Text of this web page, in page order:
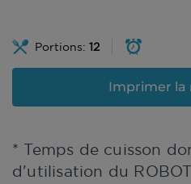
Portions: 12
Imprimer la
* Temps de cuisson
d'utilisation du